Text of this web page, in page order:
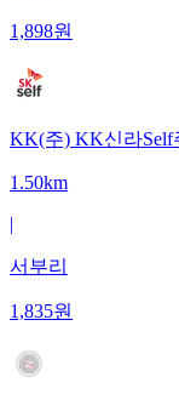
1,898원
KK(주) KK신라Self
1.50km
|
서부리
1,835원